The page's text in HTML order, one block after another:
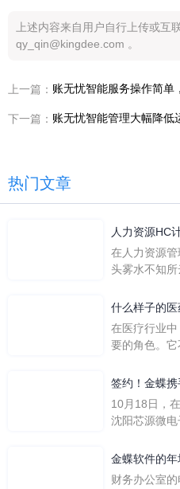
上述内容来自用户自行上传或互
qy_qin@kingdee.com 。
上一篇：
下一篇：
热门文章
人力资源HC
在人力资源
头雾水不知所
么呢？
什么样子的
在医疗行业
要的角色。它
一个好用的医
签约！金蝶携
先企业迈向世
10月18日，
沈阳芯源微
下简称“金蝶
金蝶软件的年
财务办公室